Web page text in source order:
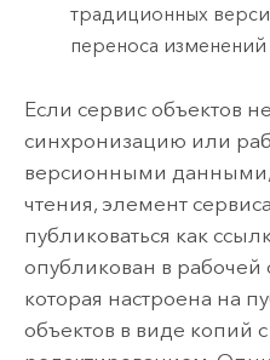
традиционных
переноса изменений
Если сервис объектов
синхронизацию или
версионными данными,
чтения, элемент
публиковаться как
опубликован в рабочей
которая настроена на
объектов в виде копий